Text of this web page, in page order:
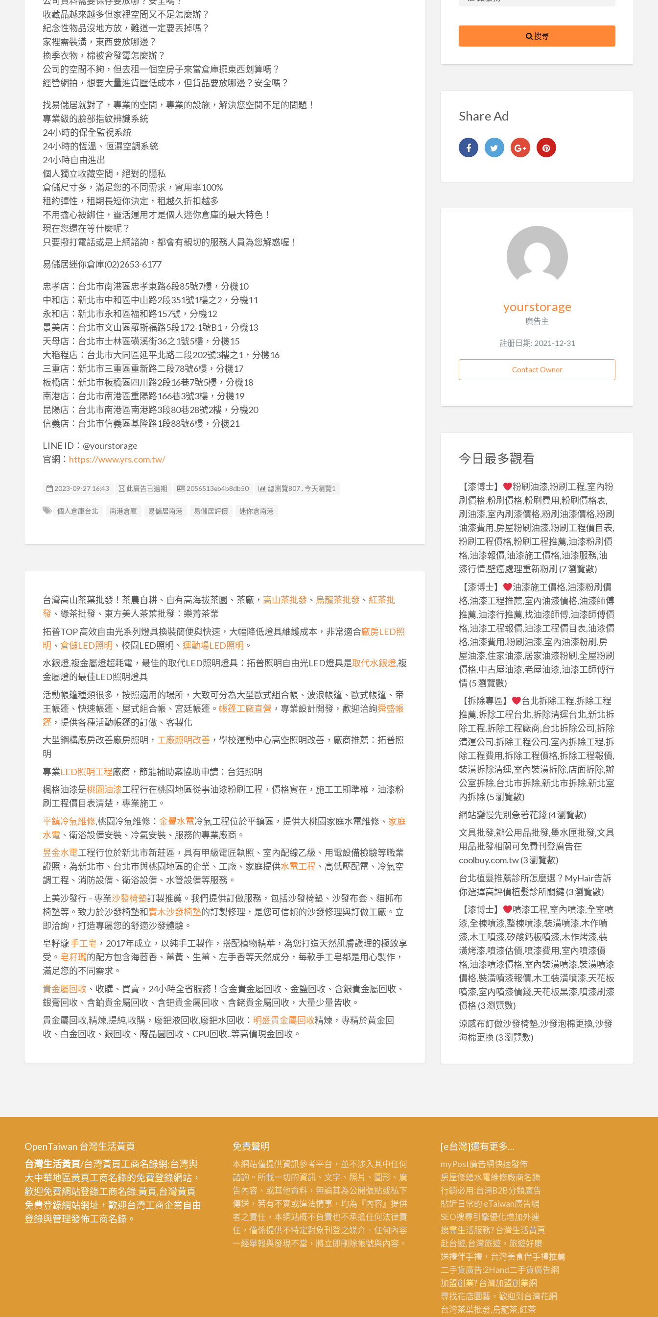
收藏品越來越多但家裡空間又不足怎麼辦？
紀念性物品沒地方放，難道一定要丟掉嗎？
家裡需裝潢，東西要放哪邊？
換季衣物，棉被會發霉怎麼辦？
公司的空間不夠，但去租一個空房子來當倉庫擺東西划算嗎？
經營網拍，想要大量進貨壓低成本，但貨品要放哪邊？安全嗎？
找易儲居就對了，專業的空間，專業的設施，解決您空間不足的問題！
專業級的臉部指紋辨識系統
24小時的保全監視系統
24小時的恆溫、恆濕空調系統
24小時自由進出
個人獨立收藏空間，絕對的隱私
倉儲尺寸多，滿足您的不同需求，實用率100%
租約彈性，租期長短你決定，租越久折扣越多
不用擔心被綁住，靈活運用才是個人迷你倉庫的最大特色！
現在您還在等什麼呢？
只要撥打電話或是上網諮詢，都會有親切的服務人員為您解惑喔！
易儲居迷你倉庫(02)2653-6177
忠孝店：台北市南港區忠孝東路6段85號7樓，分機10
中和店：新北市中和區中山路2段351號1樓之2，分機11
永和店：新北市永和區福和路157號，分機12
景美店：台北市文山區羅斯福路5段172-1號B1，分機13
天母店：台北市士林區磺溪街36之1號5樓，分機15
大稻程店：台北市大同區延平北路二段202號3樓之1，分機16
三重店：新北市三重區重新路二段78號6樓，分機17
板橋店：新北市板橋區四川路2段16巷7號5樓，分機18
南港店：台北市南港區重陽路166巷3號3樓，分機19
昆陽店：台北市南港區南港路3段80巷28號2樓，分機20
信義店：台北市信義區基隆路1段88號6樓，分機21
LINE ID：@yourstorage
官網： https://www.yrs.com.tw/
2023-09-27 16:43 此廣告已過期 廣告编號
2056513eb4b8db50 總瀏覽807 , 今天瀏覽1
個人倉庫台北 南港倉庫 易儲居南港 易儲居評價 迷你倉南港
台灣高山茶葉批發！茶農自耕、自有高海拔茶園、茶廠， 高山茶批發、 烏龍茶批發、 紅茶批
發、綠茶批發、東方美人茶葉批發：樂菁茶業
拓普TOP 高效自由光系列燈具換裝簡便與快速，大幅降低燈具維護成本，非常適合廠房LED照
明 、 倉儲LED照明 、校園LED照明、 運動場LED照明 。
水銀燈,複金屬燈超耗電，最佳的取代LED照明燈具：拓普照明自由光LED燈具是取代水銀燈,複
金屬燈的最佳LED照明燈具
活動帳篷種類很多，按照適用的場所，大致可分為大型歐式組合帳、波浪帳篷、歐式帳篷、帝
王帳篷、快速帳篷、屋式組合帳、宮廷帳篷。 帳篷工廠直營 ，專業設計開發，歡迎洽詢舜盛帳
篷，提供各種活動帳篷的訂做、客製化
大型鋼構廠房改善廠房照明， 工廠照明改善，學校運動中心高空照明改善，廠商推薦：拓普照
明
專業LED照明工程廠商，節能補助案協助申請：台鈺照明
楓格油漆是桃園油漆工程行在桃園地區從事油漆粉刷工程，價格實在，施工工期準確，油漆粉
刷工程價目表清楚，專業施工。
平鎮冷氣維修,桃園冷氣維修： 金豐水電冷氣工程位於平鎮區，提供大桃園家庭水電維修、 家庭
水電、衛浴設備安裝、冷氣安裝、服務的專業廠商。
昱金水電工程行位於新北市新莊區，具有甲級電匠執照、室內配線乙級、用電設備檢驗等職業
證照，為新北市、台北市與桃園地區的企業、工廠、家庭提供水電工程 、高低壓配電、冷氣空
調工程、消防設備、衛浴設備、水管設備等服務。
上美沙發行 – 專業沙發椅墊訂製推薦。我們提供訂做服務，包括沙發椅墊、沙發布套、貓抓布
椅墊等。致力於沙發椅墊和實木沙發椅墊的訂製修理，是您可信賴的沙發修理與訂做工廠。立
即洽詢，打造專屬您的舒適沙發體驗。
皂籽瓏手工皂 ，2017年成立，以純手工製作，搭配植物精華，為您打造天然肌膚護理的極致享
受。 皂籽瓏的配方包含海茴香、薑黃、生薑、左手香等天然成分，每款手工皂都是用心製作，
滿足您的不同需求。
貴金屬回收、收購、買賣，24小時全省服務！含金貴金屬回收、金鹽回收、含銀貴金屬回收、
銀膏回收、含鉑貴金屬回收、含鈀貴金屬回收、含銠貴金屬回收，大量少量皆收。
貴金屬回收,精煉,提純,收購，廢鈀液回收,廢鈀水回收： 明盛貴金屬回收精煉，專精於黃金回
收、白金回收、銀回收、廢晶圓回收、CPU回收..等高價現金回收。
搜尋
Share Ad
yourstorage
廣告主
註册日期: 2021-12-31
Contact Owner
今日最多觀看
【漆博士】
粉刷油漆,粉刷工程,室內粉
刷價格,粉刷價格,粉刷費用,粉刷價格表,
刷油漆,室內刷漆價格,粉刷油漆價格,粉刷
油漆費用,房屋粉刷油漆,粉刷工程價目表,
粉刷工程價格,粉刷工程推薦,油漆粉刷價
格,油漆報價,油漆施工價格,油漆服務,油
漆行情,壁癌處理重新粉刷 (7 瀏覽數)
【漆博士】
油漆施工價格,油漆粉刷價
格,油漆工程推薦,室內油漆價格,油漆師傅
推薦,油漆行推薦,找油漆師傅,油漆師傅價
格,油漆工程報價,油漆工程價目表,油漆價
格,油漆費用,粉刷油漆,室內油漆粉刷,房
屋油漆,住家油漆,居家油漆粉刷,全屋粉刷
價格,中古屋油漆,老屋油漆,油漆工師傅行
情(5 瀏覽數)
【拆除專區】
台北拆除工程,拆除工程
推薦,拆除工程台北,拆除清運台北,新北拆
除工程,拆除工程廠商,台北拆除公司,拆除
清運公司,拆除工程公司,室內拆除工程,拆
除工程費用,拆除工程價格,拆除工程報價,
裝潢拆除清運,室內裝潢拆除,店面拆除,辦
公室拆除,台北市拆除,新北市拆除,新北室
內拆除(5 瀏覽數)
網站變慢先別急著花錢(4 瀏覽數)
文具批發,辦公用品批發,墨水匣批發,文具
用品批發相關可免費刊登廣告在
coolbuy.com.tw(3 瀏覽數)
台北植髮推薦診所怎麼選？MyHair告訴
你選擇高評價植髮診所關鍵(3 瀏覽數)
【漆博士】
噴漆工程,室內噴漆,全室噴
漆,全棟噴漆,整棟噴漆,裝潢噴漆,木作噴
漆,木工噴漆,矽酸鈣板噴漆,木作烤漆,裝
潢烤漆,噴漆估價,噴漆費用,室內噴漆價
格,油漆噴漆價格,室內裝潢噴漆,裝潢噴漆
價格,裝潢噴漆報價,木工裝潢噴漆,天花板
噴漆,室內噴漆價錢,天花板黑漆,噴漆刷漆
價格(3 瀏覽數)
涼感布訂做沙發椅墊,沙發泡棉更換,沙發
海棉更換(3 瀏覽數)
OpenTaiwan 台灣生活黃頁
台灣生活黃頁/台灣黃頁工商名錄網:台灣與
大中華地區黃頁工商名錄的免費登錄網站，
歡迎免費網站登錄工商名錄.黃頁,台灣黃頁
免費登錄網站網址，歡迎台灣工商企業自由
登錄與管理發佈工商名錄。
免責聲明
本網站僅提供資訊參考平台，並不涉入其中任何
諮詢。所載一切的資訊、文字、照片、圖形、廣
告內容、或其他資料，無論其為公開張貼或私下
傳送，若有不實或違法情事，均為『內容』提供
者之責任，本網站概不負責也不承擔任何法律責
任，僅係提供不特定對象刊登之媒介。任何內容
一經舉報與發現不當，將立即刪除帳號與內容。
[e台灣]還有更多…
myPost廣告網快速發佈
房屋修繕水電維修廠商名錄
行銷必用:台灣B2B分類廣告
貼近日常的 eTaiwan廣告網
SEO搜尋引擎優化增加外連
搜尋生活服務? 台灣生活黃頁
赴台遊,台灣旅遊 ，旅遊好康
送禮伴手禮，台灣美食伴手禮推薦
二手貨廣告:2Hand二手貨廣告網
加盟創業? 台灣加盟創業網
尋找花店園藝，歡迎到 台灣花網
台灣茶葉批發,烏龍茶,紅茶